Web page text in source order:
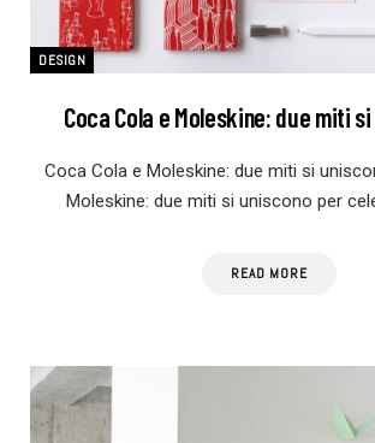
DESIGN
Coca Cola e Moleskine: due miti
Coca Cola e Moleskine: due miti si
Moleskine: due miti si uniscono per
READ MORE